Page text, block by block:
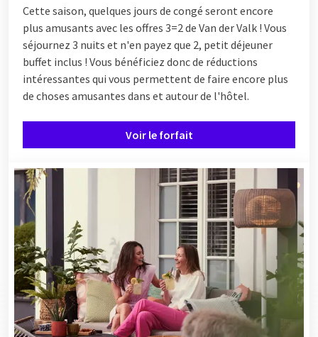
Cette saison, quelques jours de congé seront encore
plus amusants avec les offres 3=2 de Van der Valk ! Vous
séjournez 3 nuits et n'en payez que 2, petit déjeuner
buffet inclus ! Vous bénéficiez donc de réductions
intéressantes qui vous permettent de faire encore plus
de choses amusantes dans et autour de l'hôtel.
Voir le forfait